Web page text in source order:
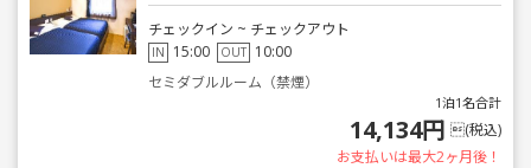
チェックイン ~ チェックアウト
IN 15:00 OUT 10:00
セミダブルルーム（禁煙）
1泊1名合計
14,134円 (税込)
お支払いは最大2ヶ月後！